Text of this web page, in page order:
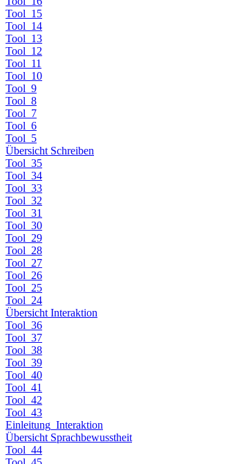
Tool_15
Tool_14
Tool_13
Tool_12
Tool_11
Tool_10
Tool_9
Tool_8
Tool_7
Tool_6
Tool_5
Übersicht Schreiben
Tool_35
Tool_34
Tool_33
Tool_32
Tool_31
Tool_30
Tool_29
Tool_28
Tool_27
Tool_26
Tool_25
Tool_24
Übersicht Interaktion
Tool_36
Tool_37
Tool_38
Tool_39
Tool_40
Tool_41
Tool_42
Tool_43
Einleitung_Interaktion
Übersicht Sprachbewusstheit
Tool_44